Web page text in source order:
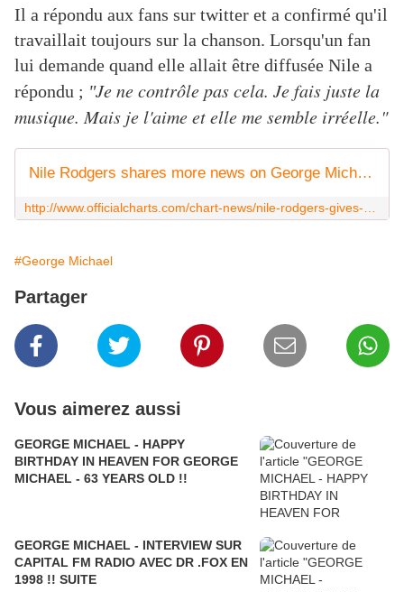
Il a répondu aux fans sur twitter et a confirmé qu'il
travaillait toujours sur la chanson. Lorsqu'un fan
lui demande quand elle allait être diffusée Nile a
répondu ; "Je ne contrôle pas cela. Je fais juste la
musique. Mais je l'aime et elle me semble irréelle."
Nile Rodgers shares more news on George Michael collaboration
#George Michael
Partager
Vous aimerez aussi
GEORGE MICHAEL - HAPPY
BIRTHDAY IN HEAVEN FOR GEORGE
MICHAEL - 63 YEARS OLD !!
GEORGE MICHAEL - INTERVIEW SUR
CAPITAL FM RADIO AVEC DR .FOX EN
1998 !! SUITE